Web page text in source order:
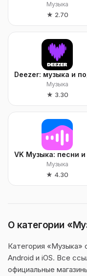
Музыка
★ 2.70
Deezer: музыка и
Музыка
★ 3.30
VK Музыка: песни и
Музыка
★ 4.30
О категории
Категория «Музыка»
Android и iOS. Все
официальные